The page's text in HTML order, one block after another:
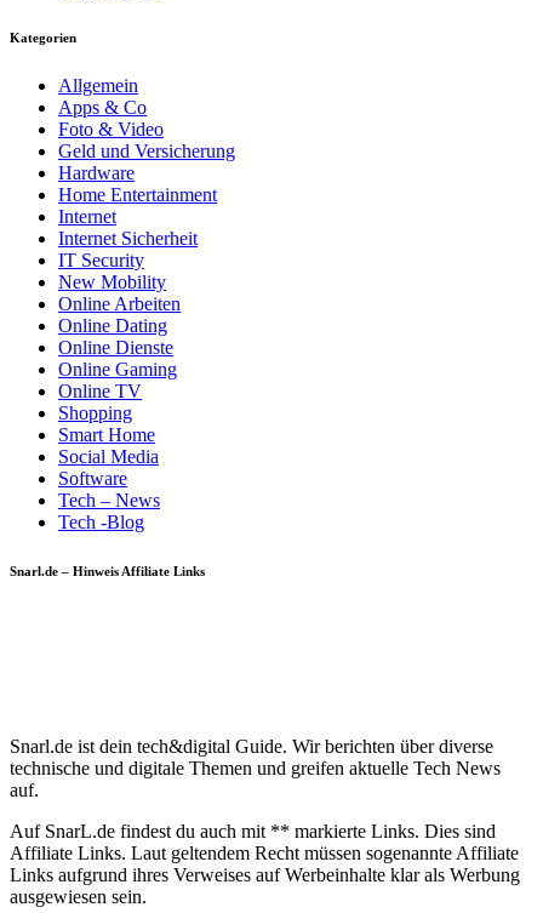
Kategorien
Allgemein
Apps & Co
Foto & Video
Geld und Versicherung
Hardware
Home Entertainment
Internet
Internet Sicherheit
IT Security
New Mobility
Online Arbeiten
Online Dating
Online Dienste
Online Gaming
Online TV
Shopping
Smart Home
Social Media
Software
Tech – News
Tech -Blog
Snarl.de – Hinweis Affiliate Links
Snarl.de ist dein tech&digital Guide. Wir berichten über diverse
technische und digitale Themen und greifen aktuelle Tech News
auf.
Auf SnarL.de findest du auch mit ** markierte Links. Dies sind
Affiliate Links. Laut geltendem Recht müssen sogenannte Affiliate
Links aufgrund ihres Verweises auf Werbeinhalte klar als Werbung
ausgewiesen sein.